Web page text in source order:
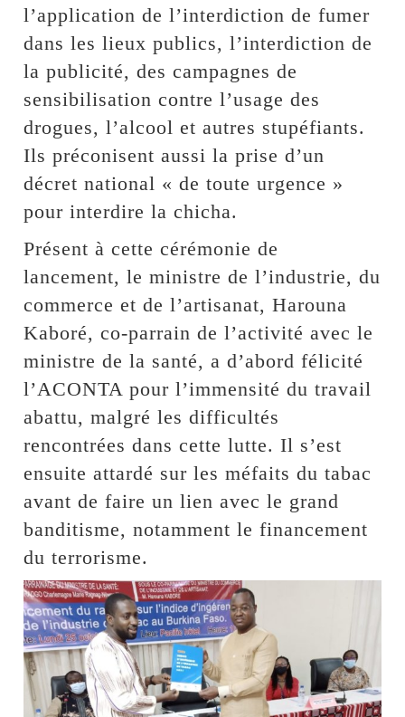
l’application de l’interdiction de fumer
dans les lieux publics, l’interdiction de
la publicité, des campagnes de
sensibilisation contre l’usage des
drogues, l’alcool et autres stupéfiants.
Ils préconisent aussi la prise d’un
décret national « de toute urgence »
pour interdire la chicha.
Présent à cette cérémonie de
lancement, le ministre de l’industrie, du
commerce et de l’artisanat, Harouna
Kaboré, co-parrain de l’activité avec le
ministre de la santé, a d’abord félicité
l’ACONTA pour l’immensité du travail
abattu, malgré les difficultés
rencontrées dans cette lutte. Il s’est
ensuite attardé sur les méfaits du tabac
avant de faire un lien avec le grand
banditisme, notamment le financement
du terrorisme.